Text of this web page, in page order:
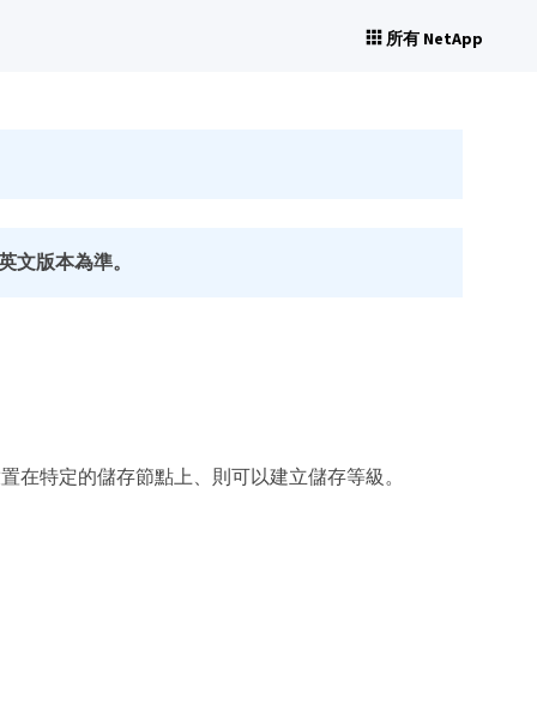
所有 NetApp
文版本為準。
在特定的儲存節點上、則可以建立儲存等級。